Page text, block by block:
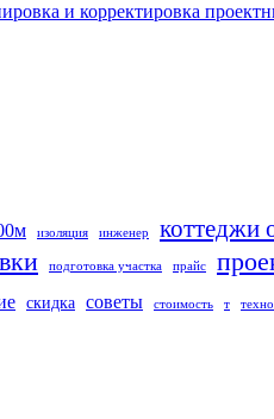
и корректировка
изоляция инженер коттеджи
подготовка участка прайс
скидка советы стоимость т